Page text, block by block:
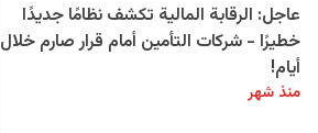
عاجل: الرقابة المالية تكشف نظامًا جديدًا
خطيرًا - شركات التأمين أمام قرار صارم خلال
أيام!
منذ شهر